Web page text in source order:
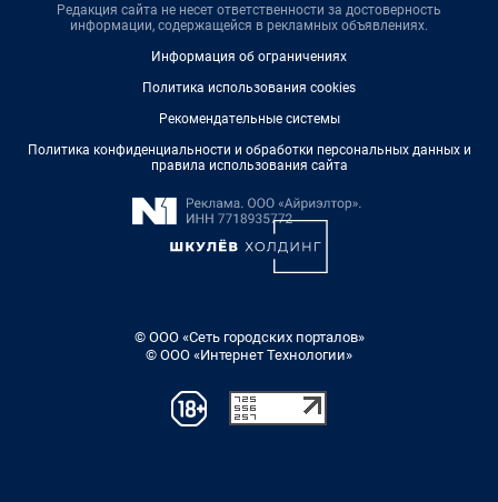
Редакция сайта не несет ответственности за достоверность
информации, содержащейся в рекламных объявлениях.
Информация об ограничениях
Политика использования cookies
Рекомендательные системы
Политика конфиденциальности и обработки персональных данных и
правила использования сайта
© ООО «Сеть городских порталов»
© ООО «Интернет Технологии»